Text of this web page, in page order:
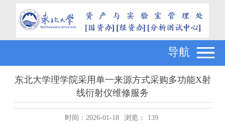
导航
东北大学理学院采用单一来源方式采购多功能X射
线衍射仪维修服务
时间：2026-01-18 浏览： 139